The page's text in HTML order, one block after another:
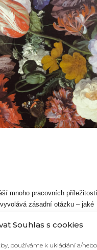
Souhlas s cookies
používáme k ukládání a/
Outlook Live
mnoho pracovních
zásadní otázku – jaké